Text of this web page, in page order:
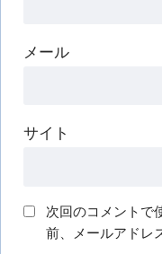
メール
サイト
次回のコメントで
前、メールアドレ